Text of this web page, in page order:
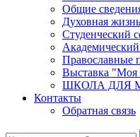
Общие
Духовная жизнь
Студенческий
Православные
Выставка "Моя
ШКОЛА ДЛЯ
Контакты
Обратная связь